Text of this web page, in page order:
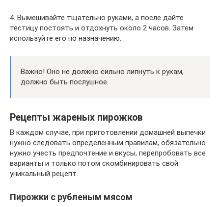
4. Вымешивайте тщательно руками, а после дайте
тестицу постоять и отдохнуть около 2 часов. Затем
используйте его по назначению.
Важно! Оно не должно сильно липнуть к рукам,
должно быть послушное.
Рецепты жареных пирожков
В каждом случае, при приготовлении домашней выпечки
нужно следовать определенным правилам, обязательно
нужно учесть предпочтение и вкусы, перепробовать все
варианты и только потом скомбинировать свой
уникальный рецепт.
Пирожки с рубленым мясом